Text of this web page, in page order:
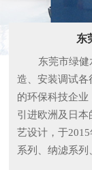
东
东莞市绿
造、安装调试
的环保科技企
引进欧洲及日
艺设计，于
系列、纳滤系